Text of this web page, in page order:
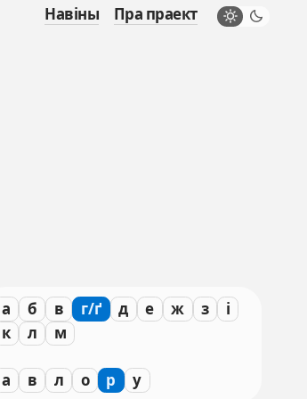
Навіны Пра праект
а б в г/ґ д е ж з
і
к
л м
а в л о р у